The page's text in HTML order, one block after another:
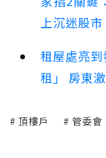
上沉迷股市
租屋處亮
租」 房東
頂樓戶 管委會